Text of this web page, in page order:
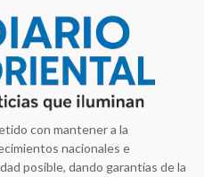
con mantener a la
nacionales e
posible, dando garantías de la